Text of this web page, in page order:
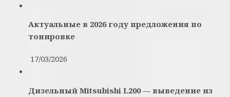
Актуальные в 2026 году предложения по
тонировке
17/03/2026
Дизельный Mitsubishi L200 — выведение из